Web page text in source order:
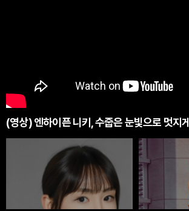
(영상) 엔하이픈 니키, 수줍은 눈빛으로 멋지게